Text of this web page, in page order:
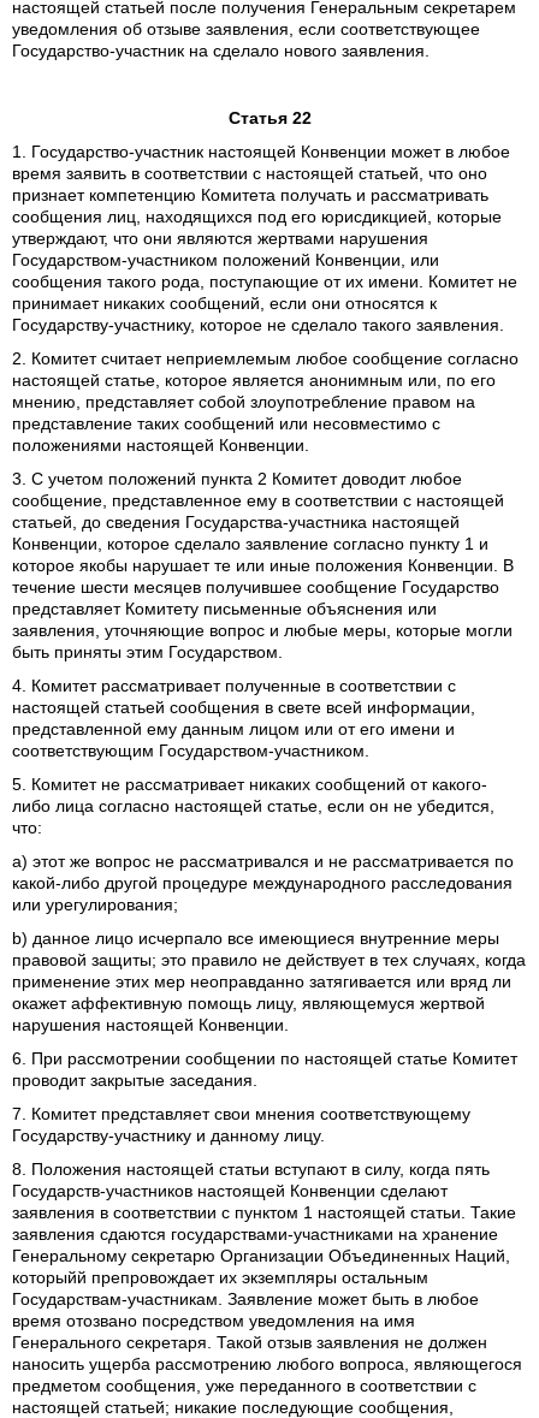
настоящей статьей после получения Генеральным секретарем
уведомления об отзыве заявления, если соответствующее
Государство-участник на сделало нового заявления.
Статья 22
1. Государство-участник настоящей Конвенции может в любое
время заявить в соответствии с настоящей статьей, что оно
признает компетенцию Комитета получать и рассматривать
сообщения лиц, находящихся под его юрисдикцией, которые
утверждают, что они являются жертвами нарушения
Государством-участником положений Конвенции, или
сообщения такого рода, поступающие от их имени. Комитет не
принимает никаких сообщений, если они относятся к
Государству-участнику, которое не сделало такого заявления.
2. Комитет считает неприемлемым любое сообщение согласно
настоящей статье, которое является анонимным или, по его
мнению, представляет собой злоупотребление правом на
представление таких сообщений или несовместимо с
положениями настоящей Конвенции.
3. С учетом положений пункта 2 Комитет доводит любое
сообщение, представленное ему в соответствии с настоящей
статьей, до сведения Государства-участника настоящей
Конвенции, которое сделало заявление согласно пункту 1 и
которое якобы нарушает те или иные положения Конвенции. В
течение шести месяцев получившее сообщение Государство
представляет Комитету письменные объяснения или
заявления, уточняющие вопрос и любые меры, которые могли
быть приняты этим Государством.
4. Комитет рассматривает полученные в соответствии с
настоящей статьей сообщения в свете всей информации,
представленной ему данным лицом или от его имени и
соответствующим Государством-участником.
5. Комитет не рассматривает никаких сообщений от какого-
либо лица согласно настоящей статье, если он не убедится,
что:
а) этот же вопрос не рассматривался и не рассматривается по
какой-либо другой процедуре международного расследования
или урегулирования;
b) данное лицо исчерпало все имеющиеся внутренние меры
правовой защиты; это правило не действует в тех случаях, когда
применение этих мер неоправданно затягивается или вряд ли
окажет аффективную помощь лицу, являющемуся жертвой
нарушения настоящей Конвенции.
6. При рассмотрении сообщении по настоящей статье Комитет
проводит закрытые заседания.
7. Комитет представляет свои мнения соответствующему
Государству-участнику и данному лицу.
8. Положения настоящей статьи вступают в силу, когда пять
Государств-участников настоящей Конвенции сделают
заявления в соответствии с пунктом 1 настоящей статьи. Такие
заявления сдаются государствами-участниками на хранение
Генеральному секретарю Организации Объединенных Наций,
которыйй препровождает их экземпляры остальным
Государствам-участникам. Заявление может быть в любое
время отозвано посредством уведомления на имя
Генерального секретаря. Такой отзыв заявления не должен
наносить ущерба рассмотрению любого вопроса, являющегося
предметом сообщения, уже переданного в соответствии с
настоящей статьей; никакие последующие сообщения,